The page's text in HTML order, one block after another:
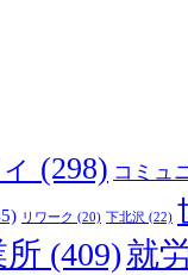
(298) コミュ
リワーク (20) 下北沢 (22)
所 (409)就